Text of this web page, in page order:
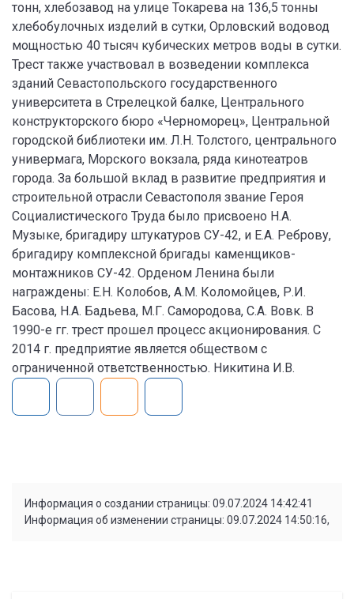
тонн, хлебозавод на улице Токарева на 136,5 тонны
хлебобулочных изделий в сутки, Орловский водовод
мощностью 40 тысяч кубических метров воды в сутки.
Трест также участвовал в возведении комплекса
зданий Севастопольского государственного
университета в Стрелецкой балке, Центрального
конструкторского бюро «Черноморец», Центральной
городской библиотеки им. Л.Н. Толстого, центрального
универмага, Морского вокзала, ряда кинотеатров
города. За большой вклад в развитие предприятия и
строительной отрасли Севастополя звание Героя
Социалистического Труда было присвоено Н.А.
Музыке, бригадиру штукатуров СУ-42, и Е.А. Реброву,
бригадиру комплексной бригады каменщиков-
монтажников СУ-42. Орденом Ленина были
награждены: Е.Н. Колобов, А.М. Коломойцев, Р.И.
Басова, Н.А. Бадьева, М.Г. Самородова, С.А. Вовк. В
1990-е гг. трест прошел процесс акционирования. С
2014 г. предприятие является обществом с
ограниченной ответственностью. Никитина И.В.
Информация о создании страницы: 09.07.2024 14:42:41
Информация об изменении страницы: 09.07.2024 14:50:16,